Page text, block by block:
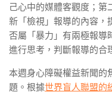
己心中的媒體客觀度；第
新「檢視」報導的內容，
否屬「暴力」有兩極報導
進行思考，判斷報導的合
本週身心障礙權益新聞的
題。根據世界盲人聯盟的